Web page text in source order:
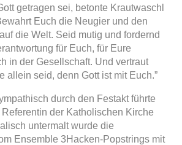
getragen sei, betonte Krautwaschl
Euch die Neugier und den
die Welt. Seid mutig und fordernd
für Euch, für Eure
in der Gesellschaft. Und vertraut
allein seid, denn Gott ist mit Euch.”
durch den Festakt führte
der Katholischen Kirche
untermalt wurde die
Ensemble 3Hacken-Popstrings mit